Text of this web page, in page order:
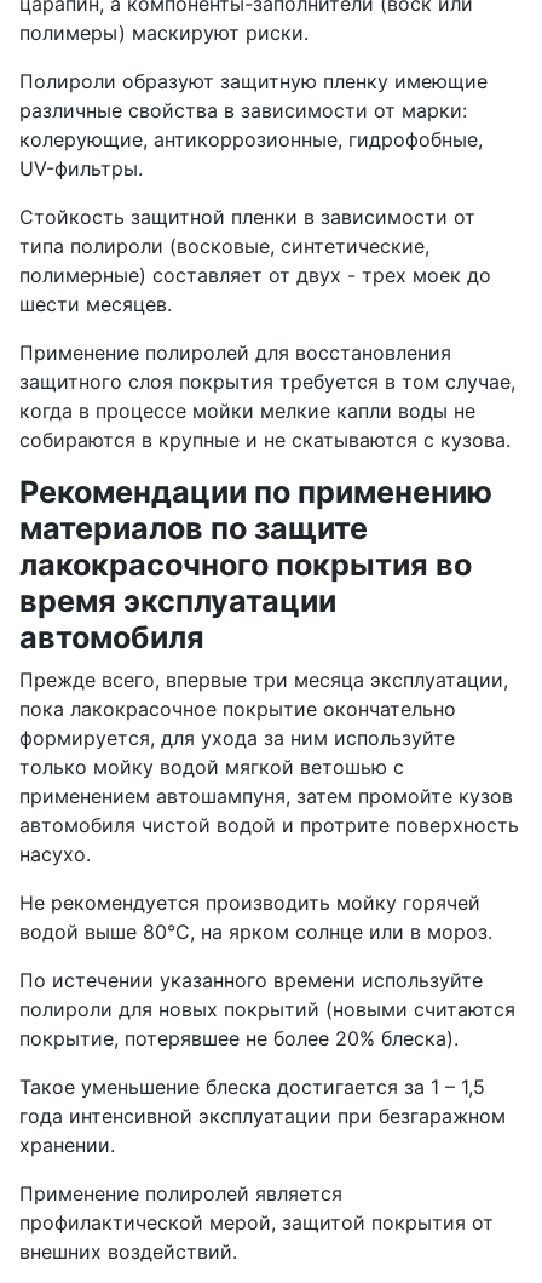
полимеры) маскируют риски.
Полироли образуют защитную пленку имеющие
различные свойства в зависимости от марки:
колерующие, антикоррозионные, гидрофобные,
UV-фильтры.
Стойкость защитной пленки в зависимости от
типа полироли (восковые, синтетические,
полимерные) составляет от двух - трех моек до
шести месяцев.
Применение полиролей для восстановления
защитного слоя покрытия требуется в том случае,
когда в процессе мойки мелкие капли воды не
собираются в крупные и не скатываются с кузова.
Рекомендации по применению
материалов по защите
лакокрасочного покрытия во
время эксплуатации
автомобиля
Прежде всего, впервые три месяца эксплуатации,
пока лакокрасочное покрытие окончательно
формируется, для ухода за ним используйте
только мойку водой мягкой ветошью с
применением автошампуня, затем промойте кузов
автомобиля чистой водой и протрите поверхность
насухо.
Не рекомендуется производить мойку горячей
водой выше 80°С, на ярком солнце или в мороз.
По истечении указанного времени используйте
полироли для новых покрытий (новыми считаются
покрытие, потерявшее не более 20% блеска).
Такое уменьшение блеска достигается за 1 – 1,5
года интенсивной эксплуатации при безгаражном
хранении.
Применение полиролей является
профилактической мерой, защитой покрытия от
внешних воздействий.